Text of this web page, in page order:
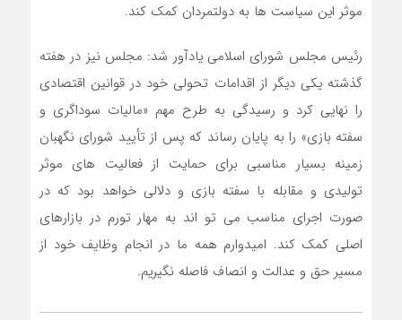
موثر این سیاست ها به دولتمردان کمک کند.
رئیس مجلس شورای اسلامی یادآور شد: مجلس نیز در هفته
گذشته یکی دیگر از اقدامات تحولی خود در قوانین اقتصادی
را نهایی کرد و رسیدگی به طرح مهم «مالیات سوداگری و
سفته بازی» را به پایان رساند که پس از تأیید شورای نگهبان
زمینه بسیار مناسبی برای حمایت از فعالیت های موثر
تولیدی و مقابله با سفته بازی و دلالی خواهد بود که در
صورت اجرای مناسب می تو اند به مهار تورم در بازارهای
اصلی کمک کند. امیدوارم همه ما در انجام وظایف خود از
مسیر حق و عدالت و انصاف فاصله نگیریم.